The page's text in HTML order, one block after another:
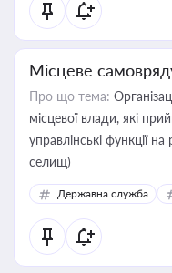
Місцеве
Про що тема:
місцевої влади, які
управлінські функції на
селищ)
Державна служба